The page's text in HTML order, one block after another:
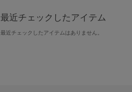
最近チェックしたアイテム
最近チェックしたアイテムはありません。